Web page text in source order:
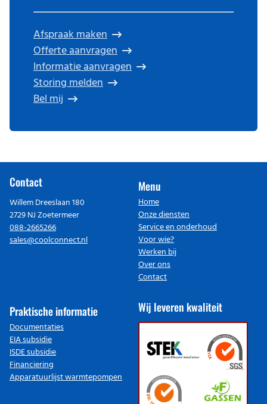
Afspraak maken
Offerte aanvragen
Informatie aanvragen
Storing melden
Bel mij
Contact
Willem Dreeslaan 180
2729 NJ Zoetermeer
088-2665266
sales@coolconnect.nl
Menu
Home
Onze diensten
Service en onderhoud
Voor wie?
Werken bij
Over ons
Contact
Praktische informatie
Documentaties
EIA subsidie
ISDE subsidie
Financiering
Apparatuurlijst warmtepompen
Wij leveren kwaliteit